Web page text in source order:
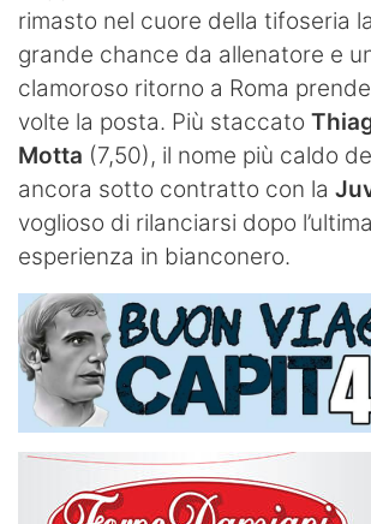
rimasto nel cuore della tifoseria
grande chance da allenatore e
clamoroso ritorno a Roma
volte la posta. Più staccato
Motta (7,50), il nome più caldo
ancora sotto contratto con la
voglioso di rilanciarsi dopo
esperienza in bianconero.